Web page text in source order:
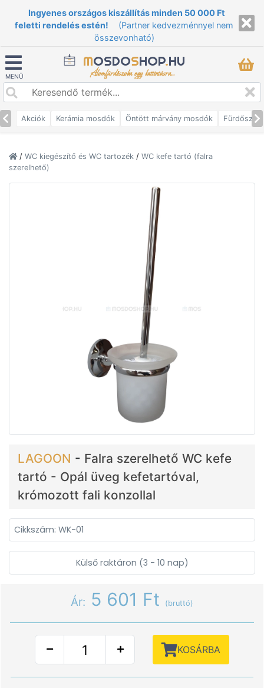
Ingyenes országos kiszállítás minden 50 000 Ft
feletti rendelés estén!
(Partner kedvezménnyel nem
összevonható)
MENÜ
MOSDOSHOP.HU
Álomfürdőszoba egy kattintásra...
Akciók Kerámia mosdók Öntött márvány mosdók
/ WC kiegészítő és WC tartozék / WC kefe tartó (falra
szerelhető)
LAGOON - Falra szerelhető WC kefe
tartó - Opál üveg kefetartóval,
krómozott fali konzollal
Cikkszám: WK-01
Külső raktáron (3 - 10 nap)
Ár: 5 601 Ft (bruttó)
KOSÁRBA